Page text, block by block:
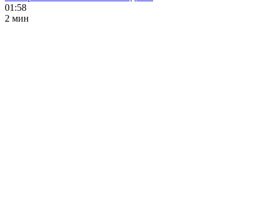
01:58
2 мин